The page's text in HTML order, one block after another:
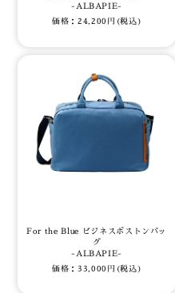
-ALBAPIE-
価格：24,200円(税込)
For the Blue ビジネスボストンバッ
グ
-ALBAPIE-
価格：33,000円(税込)